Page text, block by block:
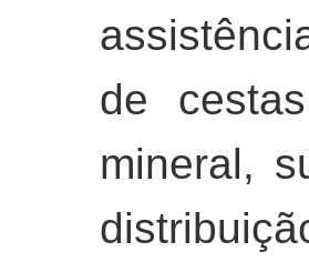
de
mineral,